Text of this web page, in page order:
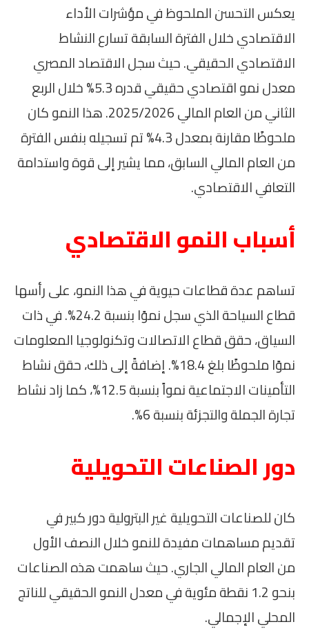
يعكس التحسن الملحوظ في مؤشرات الأداء
الاقتصادي خلال الفترة السابقة تسارع النشاط
الاقتصادي الحقيقي. حيث سجل الاقتصاد المصري
معدل نمو اقتصادي حقيقي قدره 5.3% خلال الربع
الثاني من العام المالي 2025/2026. هذا النمو كان
ملحوظًا مقارنة بمعدل 4.3% تم تسجيله بنفس الفترة
من العام المالي السابق، مما يشير إلى قوة واستدامة
التعافي الاقتصادي.
أسباب النمو الاقتصادي
تساهم عدة قطاعات حيوية في هذا النمو، على رأسها
قطاع السياحة الذي سجل نموًا بنسبة 24.2%. في ذات
السياق، حقق قطاع الاتصالات وتكنولوجيا المعلومات
نموًا ملحوظًا بلغ 18.4%. إضافةً إلى ذلك، حقق نشاط
التأمينات الاجتماعية نمواً بنسبة 12.5%، كما زاد نشاط
تجارة الجملة والتجزئة بنسبة 6%.
دور الصناعات التحويلية
كان للصناعات التحويلية غير البترولية دور كبير في
تقديم مساهمات مفيدة للنمو خلال النصف الأول
من العام المالي الجاري. حيث ساهمت هذه الصناعات
بنحو 1.2 نقطة مئوية في معدل النمو الحقيقي للناتج
المحلي الإجمالي.